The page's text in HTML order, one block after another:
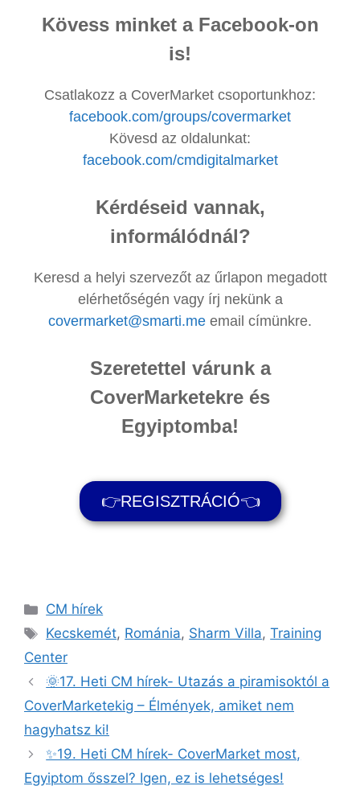
Kövess minket a Facebook-on
is!
Csatlakozz a CoverMarket csoportunkhoz:
facebook.com/groups/covermarket
Kövesd az oldalunkat:
facebook.com/cmdigitalmarket
Kérdéseid vannak,
informálódnál?
Keresd a helyi szervezőt az űrlapon megadott
elérhetőségén vagy írj nekünk a
covermarket@smarti.me email címünkre.
Szeretettel várunk a
CoverMarketekre és
Egyiptomba!
👉REGISZTRÁCIÓ👈
CM hírek
Kecskemét, Románia, Sharm Villa,Training
Center
🌞17. Heti CM hírek- Utazás a piramisoktól a
CoverMarketekig – Élmények, amiket nem
hagyhatsz ki!
✨19. Heti CM hírek- CoverMarket most,
Egyiptom ősszel? Igen, ez is lehetséges!